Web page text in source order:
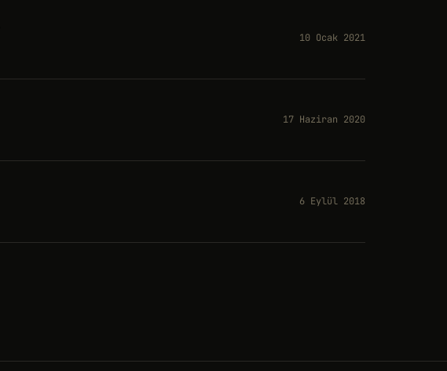
10 Ocak 2021
17 Haziran 2020
6 Eylül 2018